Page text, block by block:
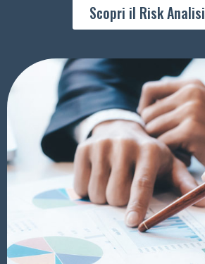
Scopri il Risk Analisi